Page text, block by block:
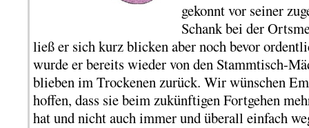
gekonnt vor seiner
Schank bei der
ließ er sich kurz blicken aber noch bevor
wurde er bereits wieder von den Stammtisch-
blieben im Trockenen zurück. Wir wünschen
hoffen, dass sie beim zukünftigen Fortgehen
hat und nicht auch immer und überall einfach